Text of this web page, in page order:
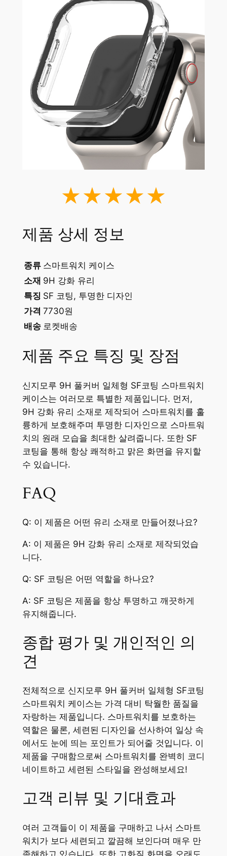
★★★★★
제품 상세 정보
종류 스마트워치 케이스
소재 9H 강화 유리
특징 SF 코팅, 투명한 디자인
가격 7730원
배송 로켓배송
제품 주요 특징 및 장점
신지모루 9H 풀커버 일체형 SF코팅 스마트워치
케이스는 여러모로 특별한 제품입니다. 먼저,
9H 강화 유리 소재로 제작되어 스마트워치를 훌
륭하게 보호해주며 투명한 디자인으로 스마트워
치의 원래 모습을 최대한 살려줍니다. 또한 SF
코팅을 통해 항상 쾌적하고 맑은 화면을 유지할
수 있습니다.
FAQ
Q: 이 제품은 어떤 유리 소재로 만들어졌나요?
A: 이 제품은 9H 강화 유리 소재로 제작되었습
니다.
Q: SF 코팅은 어떤 역할을 하나요?
A: SF 코팅은 제품을 항상 투명하고 깨끗하게
유지해줍니다.
종합 평가 및 개인적인 의
견
전체적으로 신지모루 9H 풀커버 일체형 SF코팅
스마트워치 케이스는 가격 대비 탁월한 품질을
자랑하는 제품입니다. 스마트워치를 보호하는
역할은 물론, 세련된 디자인을 선사하여 일상 속
에서도 눈에 띄는 포인트가 되어줄 것입니다. 이
제품을 구매함으로써 스마트워치를 완벽히 코디
네이트하고 세련된 스타일을 완성해보세요!
고객 리뷰 및 기대효과
여러 고객들이 이 제품을 구매하고 나서 스마트
워치가 보다 세련되고 깔끔해 보인다며 매우 만
족해하고 있습니다. 또한 고화질 화면을 오래도